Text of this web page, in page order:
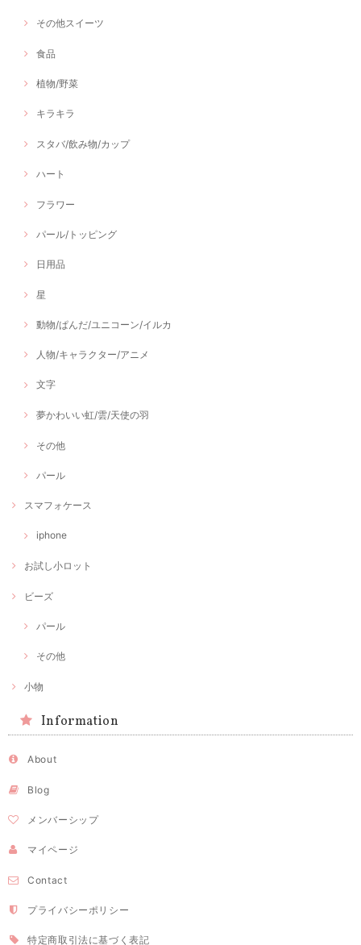
その他スイーツ
食品
植物/野菜
キラキラ
スタバ/飲み物/カップ
ハート
フラワー
パール/トッピング
日用品
星
動物/ぱんだ/ユニコーン/イルカ
人物/キャラクター/アニメ
文字
夢かわいい虹/雲/天使の羽
その他
パール
スマフォケース
iphone
お試し小ロット
ビーズ
パール
その他
小物
Information
About
Blog
メンバーシップ
マイページ
Contact
プライバシーポリシー
特定商取引法に基づく表記